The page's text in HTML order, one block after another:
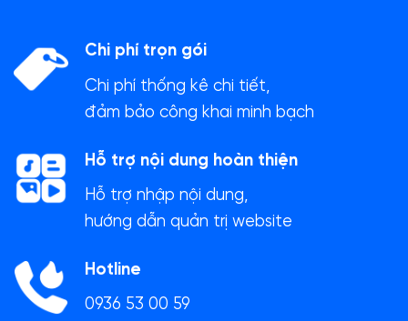
Chi phí trọn gói
Chi phí thống kê chi tiết,
đảm bảo công khai minh bạch
Hỗ trợ nội dung hoàn thiện
Hỗ trợ nhập nội dung,
hướng dẫn quản trị website
Hotline
0936 53 00 59